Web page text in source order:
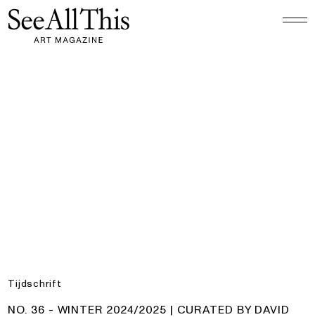
Logo See All This, linkt naar de homepage
Tijdschrift
PRODUCT:
NO. 36 - WINTER 2024/2025 | CURATED BY DAVID